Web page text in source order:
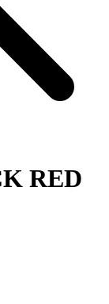
RED